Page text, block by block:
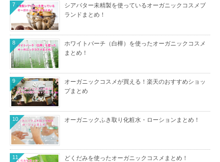
シアバター未精製を使っているオーガニックコスメブ
ランドまとめ！
7
ホワイトバーチ（白樺）を使ったオーガニックコスメ
まとめ！
8
オーガニックコスメが買える！楽天のおすすめショッ
プまとめ
9
オーガニックふき取り化粧水・ローションまとめ！
10
どくだみを使ったオーガニックコスメまとめ！
11